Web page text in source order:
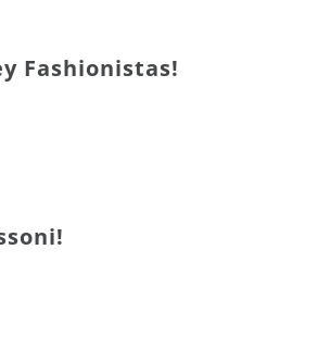
Fashionistas!